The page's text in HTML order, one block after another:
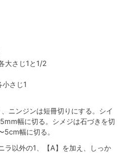
大さじ1と1/2
小さじ1
ニンジンは短冊切りにする。シイ
幅に切る。シメジは石づきを切
5cm幅に切る。
以外の1、【A】を加え、しっか